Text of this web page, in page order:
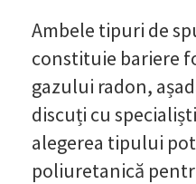
Ambele tipuri de
constituie bariere
gazului radon,
discuți cu
alegerea tipului
poliuretanică